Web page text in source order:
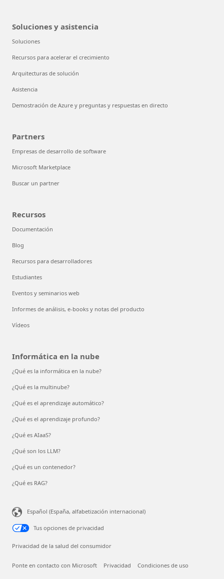
Soluciones y asistencia
Soluciones
Recursos para acelerar el crecimiento
Arquitecturas de solución
Asistencia
Demostración de Azure y preguntas y respuestas en directo
Partners
Empresas de desarrollo de software
Microsoft Marketplace
Buscar un partner
Recursos
Documentación
Blog
Recursos para desarrolladores
Estudiantes
Eventos y seminarios web
Informes de análisis, e-books y notas del producto
Vídeos
Informática en la nube
¿Qué es la informática en la nube?
¿Qué es la multinube?
¿Qué es el aprendizaje automático?
¿Qué es el aprendizaje profundo?
¿Qué es AIaaS?
¿Qué son los LLM?
¿Qué es un contenedor?
¿Qué es RAG?
Español (España, alfabetización internacional)
Tus opciones de privacidad
Privacidad de la salud del consumidor
Ponte en contacto con Microsoft Privacidad Condiciones de uso